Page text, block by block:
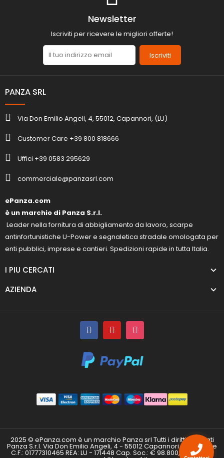
Newsletter
Iscriviti per ricevere le migliori offerte!
Iscriviti
PANZA SRL
Via Don Emilio Angeli, 4, 55012, Capannori, (LU)
Customer Care +39 800 818666
Uffici +39 0583 295629
commerciale@panzasrl.com
ePanza.com
è un marchio di Panza S.r.l.
Leader nella fornitura di abbigliamento da lavoro, scarpe
antinfortunistiche U-Power e segnaletica stradale omologata per
enti pubblici, imprese e cantieri. Spedizioni rapide in tutta Italia.
I PIU CERCATI
AZIENDA
2025 © ePanza.com è un marchio Panza srl Tutti i diritti riservati
Panza S.r.l. Via Don Emilio Angeli, 4 - 55012 Capannori (LU) P.IVA e
C.F.: 01777310465 REA: LU - 171448 Cap. Soc.: € 98.800,00 i.v. PEC: